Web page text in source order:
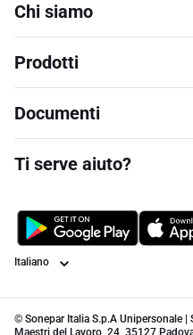
Chi siamo
Prodotti
Documenti
Ti serve aiuto?
Lingua
© Sonepar Italia S.p.A Unipersonale |
Maestri del Lavoro, 24, 35127